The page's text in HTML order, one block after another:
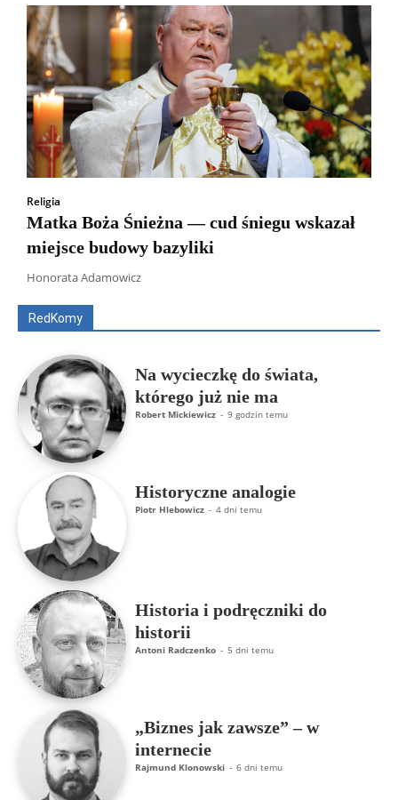
Religia
Matka Boża Śnieżna — cud śniegu wskazał
miejsce budowy bazyliki
Honorata Adamowicz
RedKomy
Wszyscy Aleksander Borowik
ks. Jarosław Wąsowicz SDB
Na wycieczkę do świata,
którego już nie ma
Robert Mickiewicz - 9 godzin temu
Historyczne analogie
Piotr Hlebowicz - 4 dni temu
Historia i podręczniki do
historii
Antoni Radczenko - 5 dni temu
„Biznes jak zawsze” – w
internecie
Rajmund Klonowski - 6 dni temu